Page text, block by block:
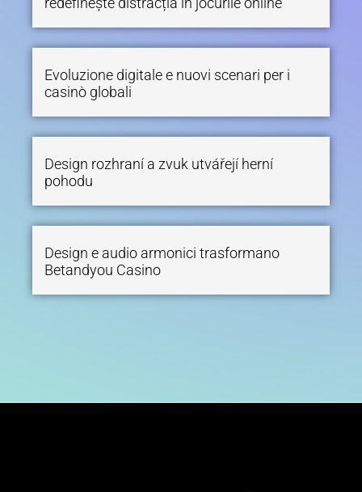
Evoluzione digitale e nuovi scenari per i
casinò globali
Design rozhraní a zvuk utvářejí herní
pohodu
Design e audio armonici trasformano
Betandyou Casino